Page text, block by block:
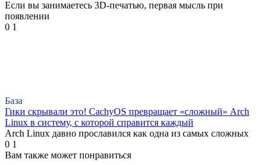
Если вы занимаетесь 3D-печатью, первая мысль при
появлении
0 1
База
Гики скрывали это! CachyOS превращает «сложный» Arch
Linux в систему, с которой справится каждый
Arch Linux давно прославился как одна из самых сложных
0 1
Вам также может понравиться